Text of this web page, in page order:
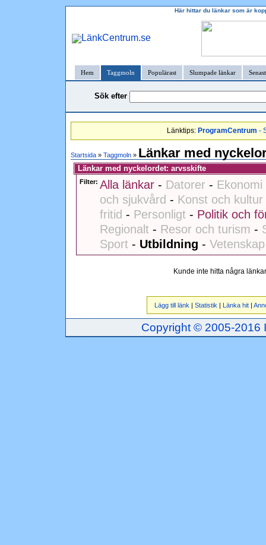
Här hittar du länkar som är
Hem Taggmoln Populärast Slumpade länkar
Sök efter
Länktips: ProgramCentrum -
Startsida » Taggmoln » Länkar med
Länkar med nyckelordet: arvsskifte
Filter: Alla länkar - Datorer -
och sjukvård - Konst och kultur
fritid - Personligt - Politik och
Regionalt - Resor och turism -
Sport - Utbildning -
Kunde inte hitta några
Lägg till länk | Statistik | Länka hit|
Copyright © 2005-2016